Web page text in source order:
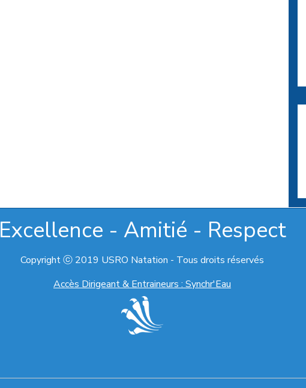
Excellence - Amitié - Respect
Copyright ⓒ 2019 USRO Natation - Tous droits réservés
Accès Dirigeant & Entraineurs : Synchr'Eau